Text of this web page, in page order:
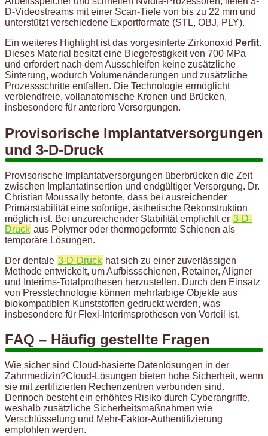
D-Videostreams mit einer Scan-Tiefe von bis zu 22 mm und
unterstützt verschiedene Exportformate (STL, OBJ, PLY).
Ein weiteres Highlight ist das vorgesinterte Zirkonoxid Perfit.
Dieses Material besitzt eine Biegefestigkeit von 700 MPa
und erfordert nach dem Ausschleifen keine zusätzliche
Sinterung, wodurch Volumenänderungen und zusätzliche
Prozessschritte entfallen. Die Technologie ermöglicht
verblendfreie, vollanatomische Kronen und Brücken,
insbesondere für anteriore Versorgungen.
Provisorische Implantatversorgungen
und 3-D-Druck
Provisorische Implantatversorgungen überbrücken die Zeit
zwischen Implantatinsertion und endgültiger Versorgung. Dr.
Christian Moussally betonte, dass bei ausreichender
Primärstabilität eine sofortige, ästhetische Rekonstruktion
möglich ist. Bei unzureichender Stabilität empfiehlt er 3-D-
Druck aus Polymer oder thermogeformte Schienen als
temporäre Lösungen.
Der dentale 3-D-Druck hat sich zu einer zuverlässigen
Methode entwickelt, um Aufbissschienen, Retainer, Aligner
und Interims-Totalprothesen herzustellen. Durch den Einsatz
von Presstechnologie können mehrfarbige Objekte aus
biokompatiblen Kunststoffen gedruckt werden, was
insbesondere für Flexi-Interimsprothesen von Vorteil ist.
FAQ – Häufig gestellte Fragen
Wie sicher sind Cloud-basierte Datenlösungen in der
Zahnmedizin?Cloud-Lösungen bieten hohe Sicherheit, wenn
sie mit zertifizierten Rechenzentren verbunden sind.
Dennoch besteht ein erhöhtes Risiko durch Cyberangriffe,
weshalb zusätzliche Sicherheitsmaßnahmen wie
Verschlüsselung und Mehr-Faktor-Authentifizierung
empfohlen werden.